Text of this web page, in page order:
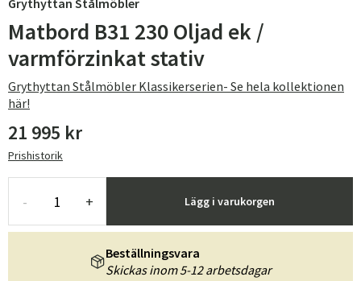
Grythyttan Stålmöbler
Matbord B31 230 Oljad ek /
varmförzinkat stativ
Grythyttan Stålmöbler Klassikerserien- Se hela kollektionen
här!
21 995 kr
Prishistorik
- + Lägg i varukorgen
Beställningsvara
Skickas inom 5-12 arbetsdagar